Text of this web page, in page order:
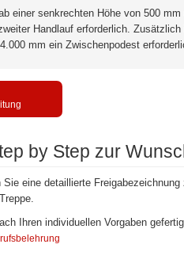
einer senkrechten Höhe von 500
Handlauf erforderlich.
mm ein Zwischenpodest
by Step zur
eine detaillierte
Ihren individuellen Vorgaben